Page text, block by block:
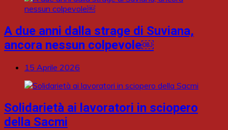
A due anni dalla strage di Suviana,
ancora nessun colpevole￼
15 Aprile 2026
Solidarietà ai lavoratori in sciopero
della Sacmi